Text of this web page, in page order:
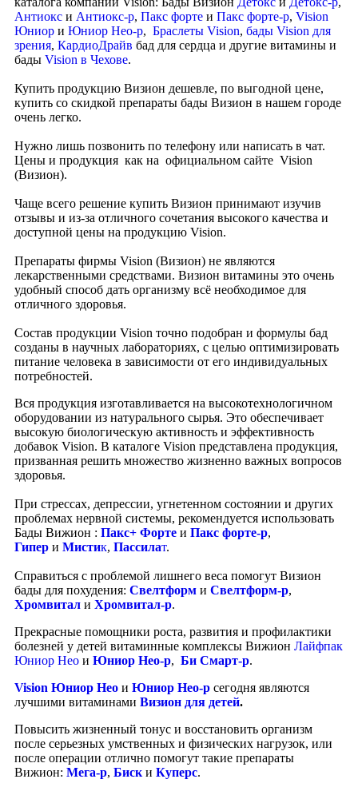
Антиокс и Антиокс-р, Пакс форте и Пакс форте-р, Vision
Юниор и Юниор Нео-р, Браслеты Vision, бады Vision для
зрения, КардиоДрайв бад для сердца и другие витамины и
бады Vision в Чехове.
Купить продукцию Визион дешевле, по выгодной цене,
купить со скидкой препараты бады Визион в нашем городе
очень легко.
Нужно лишь позвонить по телефону или написать в чат.
Цены и продукция как на официальном сайте Vision
(Визион).
Чаще всего решение купить Визион принимают изучив
отзывы и из-за отличного сочетания высокого качества и
доступной цены на продукцию Vision.
Препараты фирмы Vision (Визион) не являются
лекарственными средствами. Визион витамины это очень
удобный способ дать организму всё необходимое для
отличного здоровья.
Состав продукции Vision точно подобран и формулы бад
созданы в научных лабораториях, с целью оптимизировать
питание человека в зависимости от его индивидуальных
потребностей.
Вся продукция изготавливается на высокотехнологичном
оборудовании из натурального сырья. Это обеспечивает
высокую биологическую активность и эффективность
добавок Vision. В каталоге Vision представлена продукция,
призванная решить множество жизненно важных вопросов
здоровья.
При стрессах, депрессии, угнетенном состоянии и других
проблемах нервной системы, рекомендуется использовать
Бады Вижион : Пакс+ Форте и Пакс форте-р,
Гипер и Мистик, Пассилат.
Справиться с проблемой лишнего веса помогут Визион
бады для похудения: Свелтформ и Свелтформ-р,
Хромвитал и Хромвитал-р.
Прекрасные помощники роста, развития и профилактики
болезней у детей витаминные комплексы Вижион Лайфпак
Юниор Нео и Юниор Нео-р, Би Смарт-р.
Vision Юниор Нео и Юниор Нео-р сегодня являются
лучшими витаминами Визион для детей.
Повысить жизненный тонус и восстановить организм
после серьезных умственных и физических нагрузок, или
после операции отлично помогут такие препараты
Вижион: Мега-р, Биск и Куперс.